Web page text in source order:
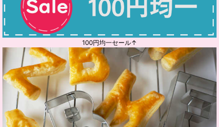
100円均一セール↑